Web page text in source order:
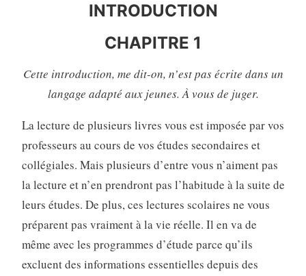
INTRODUCTION
CHAPITRE 1
Cette introduction, me dit-on, n’est pas écrite dans un
langage adapté aux jeunes.À vous de juger.
La lecture de plusieurs livres vous est imposée par vos
professeurs au cours de vos études secondaires et
collégiales. Mais plusieurs d’entre vous n’aiment pas
la lecture et n’en prendront pas l’habitude à la suite de
leurs études. De plus, ces lectures scolaires ne vous
préparent pas vraiment à la vie réelle. Il en va de
même avec les programmes d’étude parce qu’ils
excluent des informations essentielles depuis des